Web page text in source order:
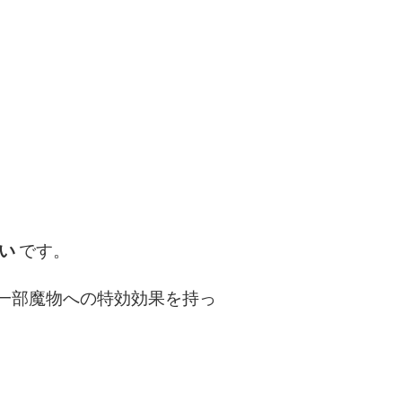
です。
部魔物への特効効果を持っ